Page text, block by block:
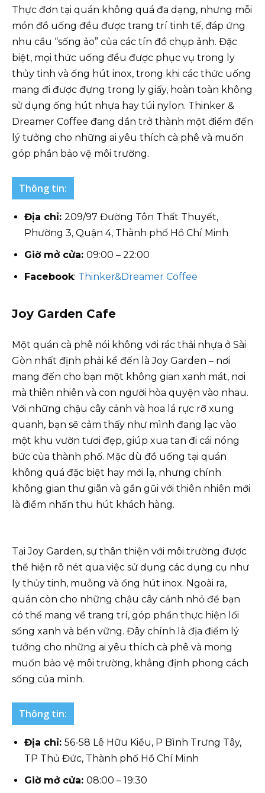
Thực đơn tại quán không quá đa dạng, nhưng mỗi
món đồ uống đều được trang trí tinh tế, đáp ứng
nhu cầu “sống ảo” của các tín đồ chụp ảnh. Đặc
biệt, mọi thức uống đều được phục vụ trong ly
thủy tinh và ống hút inox, trong khi các thức uống
mang đi được đựng trong ly giấy, hoàn toàn không
sử dụng ống hút nhựa hay túi nylon. Thinker &
Dreamer Coffee đang dần trở thành một điểm đến
lý tưởng cho những ai yêu thích cà phê và muốn
góp phần bảo vệ môi trường.
Thông tin:
Địa chỉ: 209/97 Đường Tôn Thất Thuyết,
Phường 3, Quận 4, Thành phố Hồ Chí Minh
Giờ mở cửa: 09:00 – 22:00
Facebook: Thinker&Dreamer Coffee
Joy Garden Cafe
Một quán cà phê nói không với rác thải nhựa ở Sài
Gòn nhất định phải kể đến là Joy Garden – nơi
mang đến cho bạn một không gian xanh mát, nơi
mà thiên nhiên và con người hòa quyện vào nhau.
Với những chậu cây cảnh và hoa lá rực rỡ xung
quanh, bạn sẽ cảm thấy như mình đang lạc vào
một khu vườn tươi đẹp, giúp xua tan đi cái nóng
bức của thành phố. Mặc dù đồ uống tại quán
không quá đặc biệt hay mới lạ, nhưng chính
không gian thư giãn và gần gũi với thiên nhiên mới
là điểm nhấn thu hút khách hàng.
Tại Joy Garden, sự thân thiện với môi trường được
thể hiện rõ nét qua việc sử dụng các dụng cụ như
ly thủy tinh, muỗng và ống hút inox. Ngoài ra,
quán còn cho những chậu cây cảnh nhỏ để bạn
có thể mang về trang trí, góp phần thực hiện lối
sống xanh và bền vững. Đây chính là địa điểm lý
tưởng cho những ai yêu thích cà phê và mong
muốn bảo vệ môi trường, khẳng định phong cách
sống của mình.
Thông tin:
Địa chỉ: 56-58 Lê Hữu Kiều, P Bình Trưng Tây,
TP Thủ Đức, Thành phố Hồ Chí Minh
Giờ mở cửa: 08:00 – 19:30